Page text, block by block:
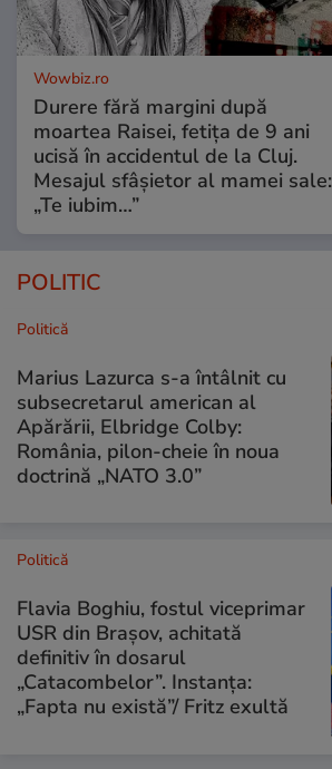
Wowbiz.ro
Durere fără margini după
moartea Raisei, fetița de 9 ani
ucisă în accidentul de la Cluj.
Mesajul sfâșietor al mamei sale:
„Te iubim…”
POLITIC
Politică
Marius Lazurca s-a întâlnit cu
subsecretarul american al
Apărării, Elbridge Colby:
România, pilon-cheie în noua
doctrină „NATO 3.0”
Politică
Flavia Boghiu, fostul viceprimar
USR din Brașov, achitată
definitiv în dosarul
„Catacombelor”. Instanța:
„Fapta nu există”/ Fritz exultă